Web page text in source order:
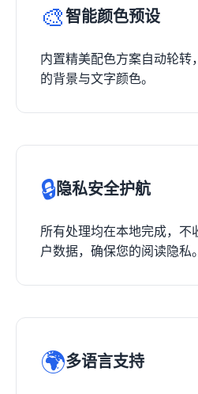
🎨智能颜色预设
内置精美配色方案自动轮转
的背景与文字颜色。
🔒隐私安全护航
所有处理均在本地完成，不
户数据，确保您的阅读隐私。
🌍多语言支持